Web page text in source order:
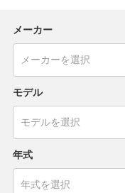
メーカー
モデル
年式